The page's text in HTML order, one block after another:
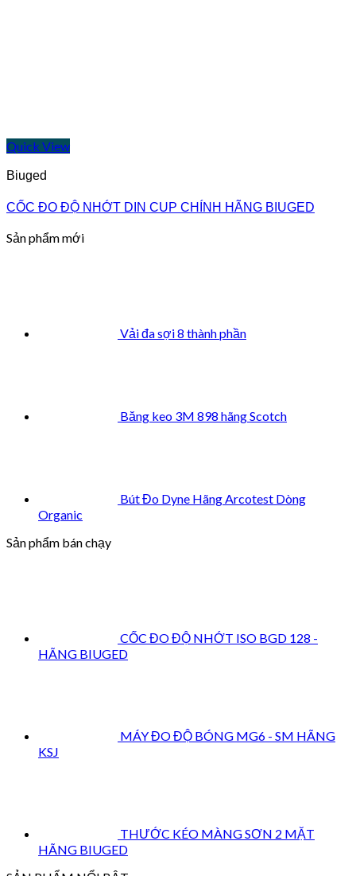
Quick View
Biuged
CỐC ĐO ĐỘ NHỚT DIN CUP CHÍNH HÃNG BIUGED
Sản phẩm mới
Vải đa sợi 8 thành phần
Băng keo 3M 898 hãng Scotch
Bút Đo Dyne Hãng Arcotest Dòng
Organic
Sản phẩm bán chạy
CỐC ĐO ĐỘ NHỚT ISO BGD 128 -
HÃNG BIUGED
MÁY ĐO ĐỘ BÓNG MG6 - SM HÃNG
KSJ
THƯỚC KÉO MÀNG SƠN 2 MẶT
HÃNG BIUGED